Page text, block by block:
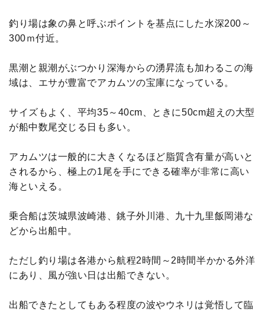
釣り場は象の鼻と呼ぶポイントを基点にした水深200～
300ｍ付近。
黒潮と親潮がぶつかり深海からの湧昇流も加わるこの海
域は、エサが豊富でアカムツの宝庫になっている。
サイズもよく、平均35～40cm、ときに50cm超えの大型
が船中数尾交じる日も多い。
アカムツは一般的に大きくなるほど脂質含有量が高いと
されるから、極上の1尾を手にできる確率が非常に高い
海といえる。
乗合船は茨城県波崎港、銚子外川港、九十九里飯岡港な
どから出船中。
ただし釣り場は各港から航程2時間～2時間半かかる外洋
にあり、風が強い日は出船できない。
出船できたとしてもある程度の波やウネリは覚悟して臨